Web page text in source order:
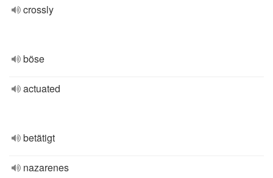
crossly
böse
actuated
betätigt
nazarenes